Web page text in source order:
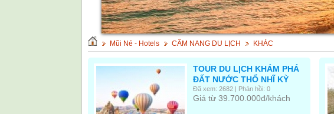
Mũi Né - Hotels CẨM NANG DU LỊCH KHÁC
TOUR DU LỊCH KHÁM PHÁ
ĐẤT NƯỚC THỔ NHĨ KỲ
Đã xem: 2682 | Phản hồi: 0
Giá từ 39.700.000đ/khách